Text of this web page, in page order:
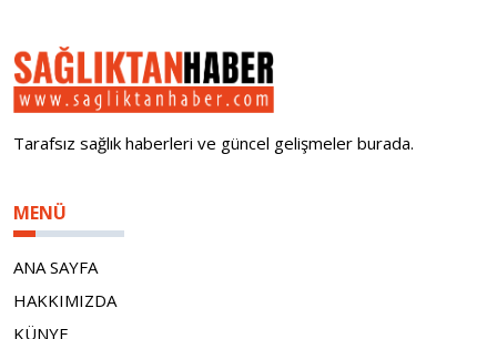
Tarafsız sağlık haberleri ve güncel gelişmeler burada.
MENÜ
ANA SAYFA
HAKKIMIZDA
KÜNYE